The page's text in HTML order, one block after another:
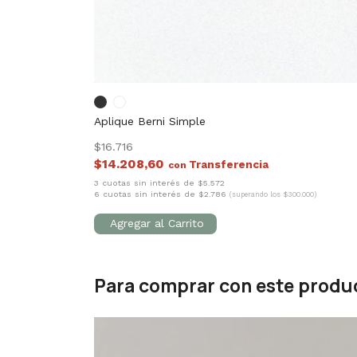
Aplique Berni Simple
$16.716
$14.208,60 con
3 cuotas sin interés de $5.572
6 cuotas sin interés de $2.786 (superando los $300.000)
Para comprar con este